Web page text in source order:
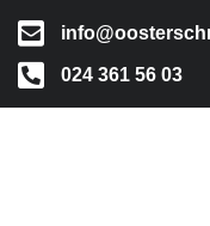
024 361 56 03